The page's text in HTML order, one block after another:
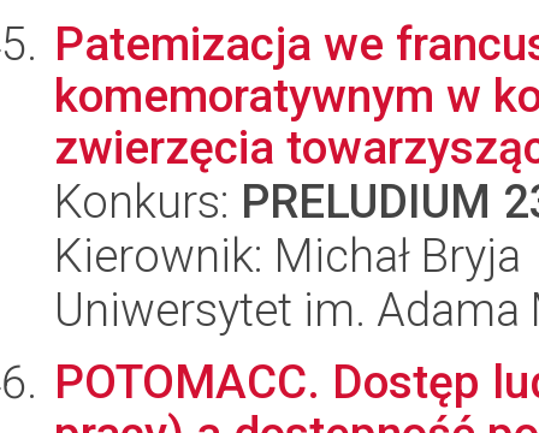
Patemizacja we
komemoratywnym w
zwierzęcia
Konkurs: PRELUDIUM
Kierownik: Michał Bryja
Uniwersytet im.
POTOMACC. Dostęp